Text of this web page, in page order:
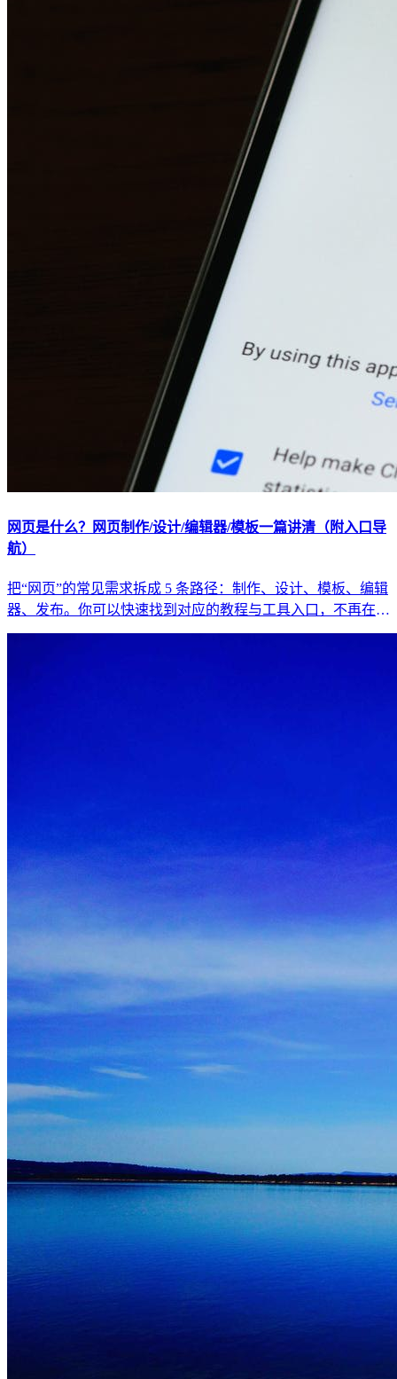
网页是什么？网页制作/设计/编辑器/模板一篇讲清（附入口导
航）
把“网页”的常见需求拆成 5 条路径：制作、设计、模板、编辑
器、发布。你可以快速找到对应的教程与工具入口，不再在搜
索结果里迷路。